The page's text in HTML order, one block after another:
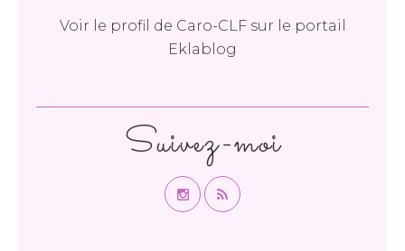
Suivez-moi
Voir le profil de Caro-CLFsur le portail
Eklablog